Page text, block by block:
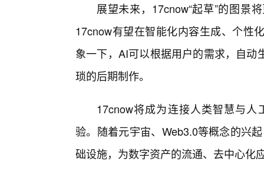
展望未来，17cnow“起草”的图景
17cnow有望在智能化内容生成、个性
象一下，AI可以根据用户的需求，自
琐的后期制作。
17cnow将成为连接人类智慧与
验。随着元宇宙、Web3.0等概念的兴
础设施，为数字资产的流通、去中心化